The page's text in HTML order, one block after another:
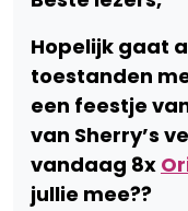
Hopelijk gaat
toestanden
een feestje
van Sherry’s
vandaag 8x
jullie mee??